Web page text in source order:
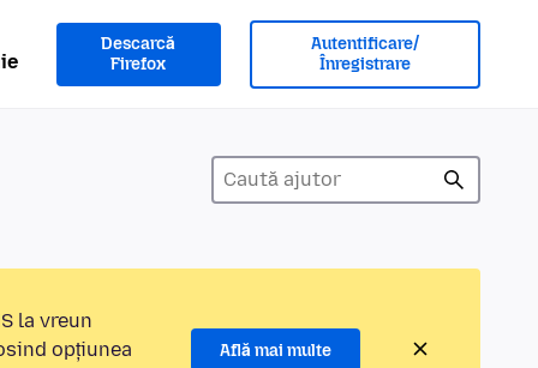
Descarcă
Firefox
Autentificare/
Înregistrare
la vreun
opțiunea
Află mai multe